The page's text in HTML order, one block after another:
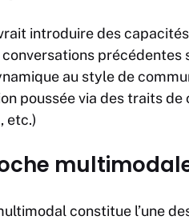
introduire des
conversations précédentes
au style de
poussée via des traits
etc.)
constitue l’une